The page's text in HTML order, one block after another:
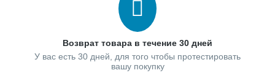
Возврат товара в течение 30 дней
У вас есть 30 дней, для того чтобы протестировать
вашу покупку